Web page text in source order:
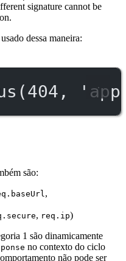
signature cannot be
dessa maneira:
(404 ,
são:
,
, req.ip)
1 são dinamicamente
no contexto do ciclo
não pode ser